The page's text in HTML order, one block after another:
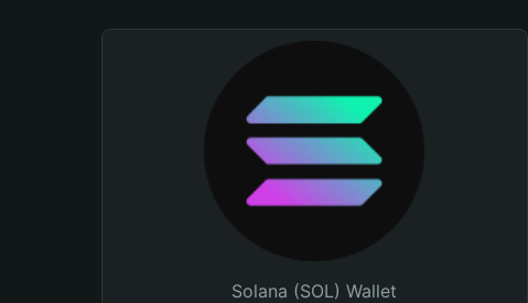
Solana (SOL) Wallet